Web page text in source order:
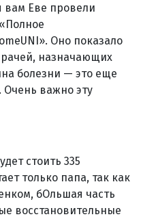
вам Еве провели
Оно показало
назначающих
болезни — это еще
Очень важно эту
стоить 335
только папа, так как
бОльшая часть
восстановительные